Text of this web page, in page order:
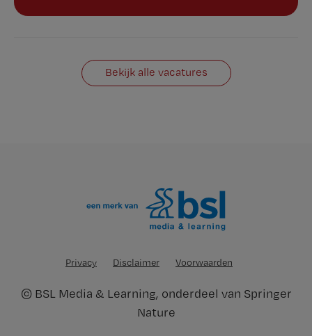
Bekijk alle vacatures
Privacy Disclaimer Voorwaarden
© BSL Media & Learning, onderdeel van Springer
Nature